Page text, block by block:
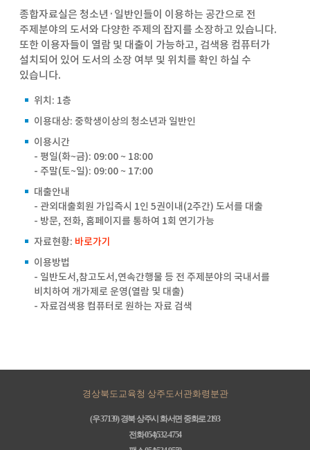
종합자료실은 청소년·일반인들이 이용하는 공간으로 전
주제분야의 도서와 다양한 주제의 잡지를 소장하고 있습니다.
또한 이용자들이 열람 및 대출이 가능하고, 검색용 컴퓨터가
설치되어 있어 도서의 소장 여부 및 위치를 확인 하실 수
있습니다.
위치: 1층
이용대상: 중학생이상의 청소년과 일반인
이용시간
- 평일(화~금): 09:00 ~ 18:00
- 주말(토~일): 09:00 ~ 17:00
대출안내
- 관외대출회원 가입즉시 1인 5권이내(2주간) 도서를 대출
- 방문, 전화, 홈페이지를 통하여 1회 연기가능
자료현황: 바로가기
이용방법
- 일반도서,참고도서,연속간행물 등 전 주제분야의 국내서를
비치하여 개가제로 운영(열람 및 대출)
- 자료검색용 컴퓨터로 원하는 자료 검색
경상북도교육청 상주도서관화령분관
(우 37139) 경북 상주시 화서면 중화로 2193
전화 054)532-4754